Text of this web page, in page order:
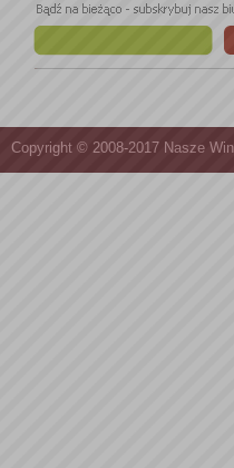
Copyright © 2008-2017 Nasze